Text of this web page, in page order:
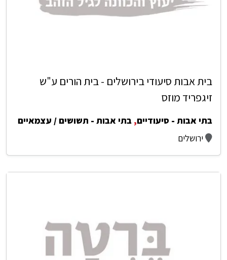
בית אבות סיעודי בירושלים - בית הורים ע"ש
זיגפריד מוזס
בתי אבות - סיעודיים, בתי אבות - תשושים / עצמאיים
ירושלים